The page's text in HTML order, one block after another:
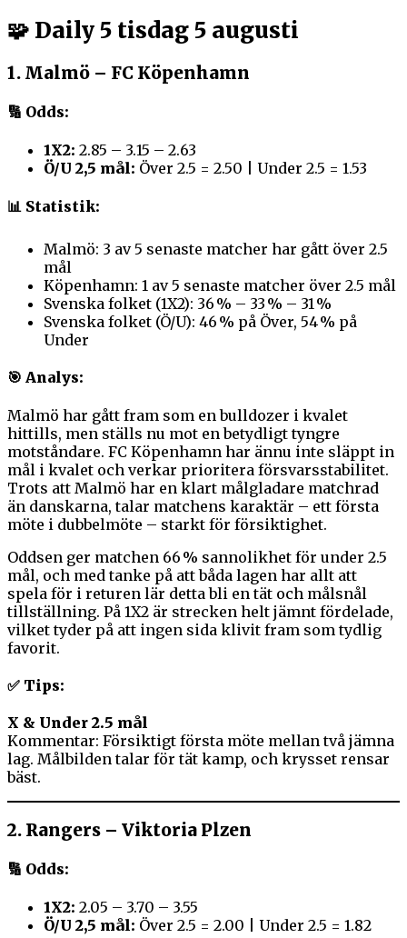
🧩 Daily 5 tisdag 5 augusti
1. Malmö – FC Köpenhamn
🔢 Odds:
1X2: 2.85 – 3.15 – 2.63
Ö/U 2,5 mål: Över 2.5 = 2.50 | Under 2.5 = 1.53
📊 Statistik:
Malmö: 3 av 5 senaste matcher har gått över 2.5
mål
Köpenhamn: 1 av 5 senaste matcher över 2.5 mål
Svenska folket (1X2): 36 % – 33 % – 31 %
Svenska folket (Ö/U): 46 % på Över, 54 % på
Under
🎯 Analys:
Malmö har gått fram som en bulldozer i kvalet
hittills, men ställs nu mot en betydligt tyngre
motståndare. FC Köpenhamn har ännu inte släppt in
mål i kvalet och verkar prioritera försvarsstabilitet.
Trots att Malmö har en klart målgladare matchrad
än danskarna, talar matchens karaktär – ett första
möte i dubbelmöte – starkt för försiktighet.
Oddsen ger matchen 66 % sannolikhet för under 2.5
mål, och med tanke på att båda lagen har allt att
spela för i returen lär detta bli en tät och målsnål
tillställning. På 1X2 är strecken helt jämnt fördelade,
vilket tyder på att ingen sida klivit fram som tydlig
favorit.
✅ Tips:
X & Under 2.5 mål
Kommentar: Försiktigt första möte mellan två jämna
lag. Målbilden talar för tät kamp, och krysset rensar
bäst.
2. Rangers – Viktoria Plzen
🔢 Odds:
1X2: 2.05 – 3.70 – 3.55
Ö/U 2,5 mål: Över 2.5 = 2.00 | Under 2.5 = 1.82